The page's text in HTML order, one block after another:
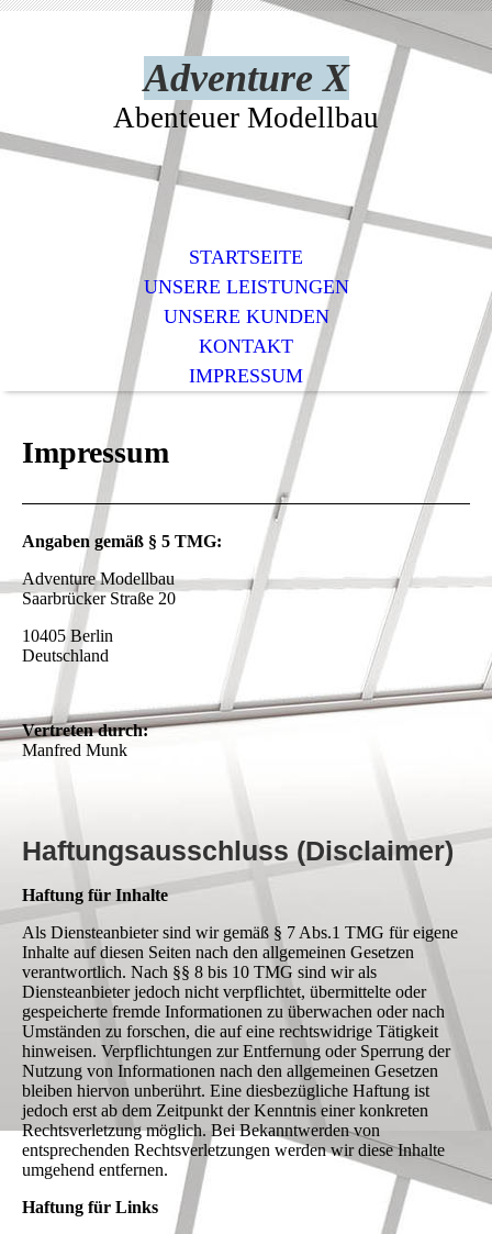
Adventure X
Abenteuer Modellbau
STARTSEITE
UNSERE LEISTUNGEN
UNSERE KUNDEN
KONTAKT
IMPRESSUM
Impressum
Angaben gemäß § 5 TMG:
Adventure Modellbau
Saarbrücker Straße 20
10405 Berlin
Deutschland
Vertreten durch:
Manfred Munk
Haftungsausschluss (Disclaimer)
Haftung für Inhalte
Als Diensteanbieter sind wir gemäß § 7 Abs.1 TMG für eigene
Inhalte auf diesen Seiten nach den allgemeinen Gesetzen
verantwortlich. Nach §§ 8 bis 10 TMG sind wir als
Diensteanbieter jedoch nicht verpflichtet, übermittelte oder
gespeicherte fremde Informationen zu überwachen oder nach
Umständen zu forschen, die auf eine rechtswidrige Tätigkeit
hinweisen. Verpflichtungen zur Entfernung oder Sperrung der
Nutzung von Informationen nach den allgemeinen Gesetzen
bleiben hiervon unberührt. Eine diesbezügliche Haftung ist
jedoch erst ab dem Zeitpunkt der Kenntnis einer konkreten
Rechtsverletzung möglich. Bei Bekanntwerden von
entsprechenden Rechtsverletzungen werden wir diese Inhalte
umgehend entfernen.
Haftung für Links